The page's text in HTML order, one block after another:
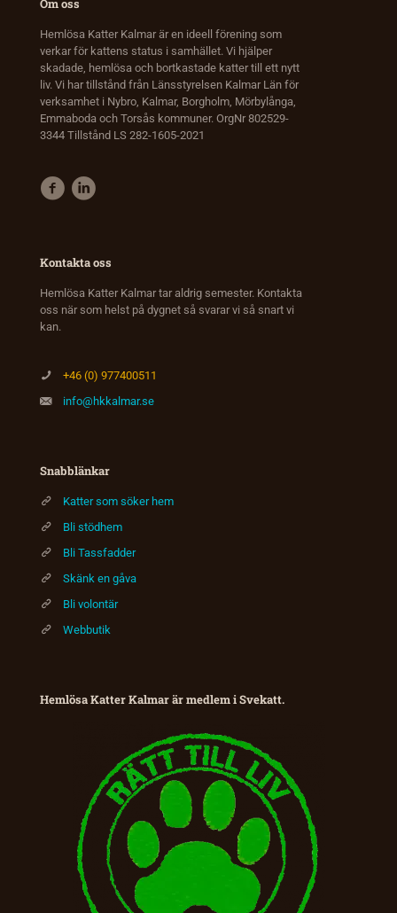
Hemlösa Katter Kalmar är en ideell förening som
verkar för kattens status i samhället. Vi hjälper
skadade, hemlösa och bortkastade katter till ett nytt
liv. Vi har tillstånd från Länsstyrelsen Kalmar Län för
verksamhet i Nybro, Kalmar, Borgholm, Mörbylånga,
Emmaboda och Torsås kommuner. OrgNr 802529-
3344 Tillstånd LS 282-1605-2021
Kontakta oss
Hemlösa Katter Kalmar tar aldrig semester. Kontakta
oss när som helst på dygnet så svarar vi så snart vi
kan.
+46 (0) 977400511
info@hkkalmar.se
Snabblänkar
Katter som söker hem
Bli stödhem
Bli Tassfadder
Skänk en gåva
Bli volontär
Webbutik
Hemlösa Katter Kalmar är medlem i Svekatt.